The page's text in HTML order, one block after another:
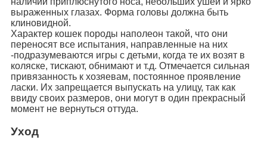
выраженных глазах. Форма головы должна быть
клиновидной.
Характер кошек породы наполеон такой, что они
переносят все испытания, направленные на них
-подразумеваются игры с детьми, когда те их возят в
коляске, тискают, обнимают и т.д. Отмечается сильная
привязанность к хозяевам, постоянное проявление
ласки. Их запрещается выпускать на улицу, так как
ввиду своих размеров, они могут в один прекрасный
момент не вернуться оттуда.
Уход